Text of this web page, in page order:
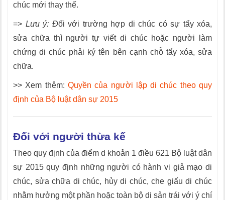
chúc mới thay thế.
=> Lưu ý: Đối với trường hợp di chúc có sự tẩy xóa,
sửa chữa thì người tự viết di chúc hoặc người làm
chứng di chúc phải ký tên bên cạnh chỗ tẩy xóa, sửa
chữa.
>> Xem thêm: Quyền của người lập di chúc theo quy
định của Bộ luật dân sự 2015
Đối với người thừa kế
Theo quy định của điểm d khoản 1 điều 621 Bộ luật dân
sự 2015 quy định những người có hành vi giả mạo di
chúc, sửa chữa di chúc, hủy di chúc, che giấu di chúc
nhằm hưởng một phần hoặc toàn bộ di sản trái với ý chí